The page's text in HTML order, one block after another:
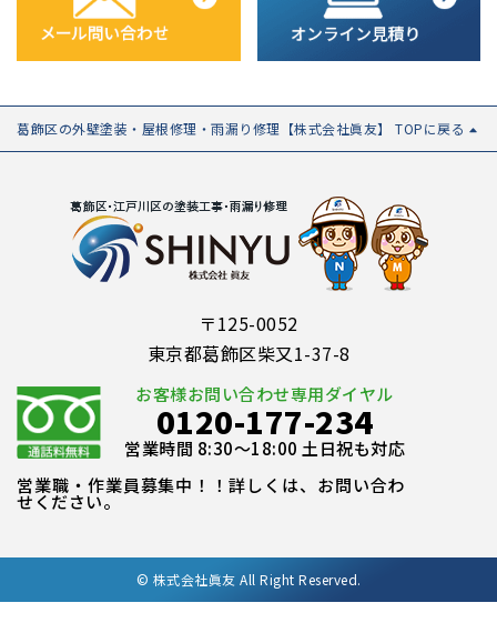
葛飾区の外壁塗装・屋根修理・雨漏り修理【株式会社眞友】 TOPに戻る
〒125-0052
東京都葛飾区柴又1-37-8
お客様お問い合わせ専用ダイヤル
0120-177-234
営業時間 8:30～18:00 土日祝も対応
営業職・作業員募集中！！詳しくは、お問い合わ
せください。
© 株式会社眞友 All Right Reserved.